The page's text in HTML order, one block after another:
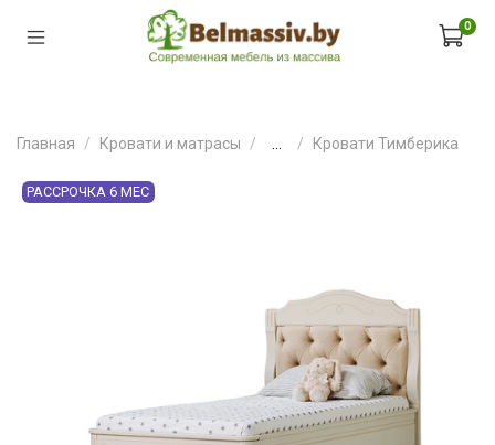
0
Главная Кровати и матрасы Кровати Тимберика
РАССРОЧКА 6 МЕС